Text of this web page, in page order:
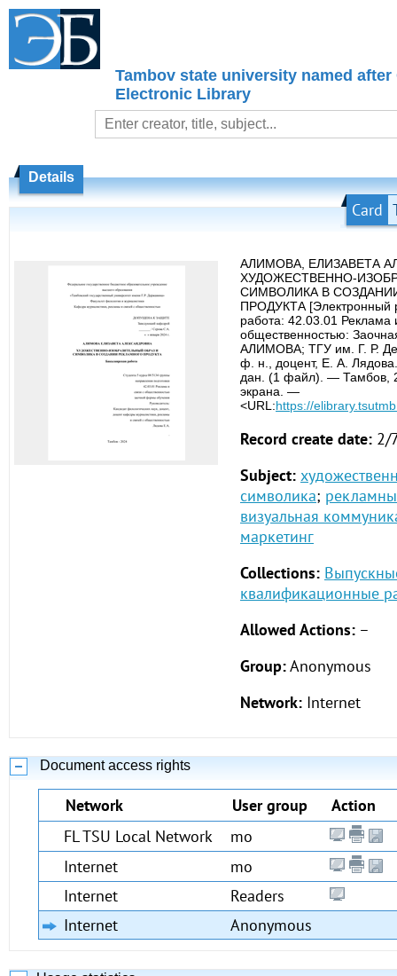
Tambov state university named after
Electronic Library
Details
Card
АЛИМОВА, ЕЛИЗАВЕТА
ХУДОЖЕСТВЕННО-
СИМВОЛИКА В
ПРОДУКТА [Электронный
работа: 42.03.01 Реклама
общественностью:
АЛИМОВА; ТГУ им. Г. Р.
ф. н., доцент, Е. А.
дан. (1 файл). — Тамбов,
экрана. —
<URL:https://
Record create date: 2/
Subject:
символика;
визуальная
маркетинг
Collections:
квалификационные
Allowed Actions: –
Group:Anonymous
Network: Internet
Document access rights
Network User group
Action
FL TSU Local Network
mo
Internet
mo
Internet
Readers
Internet
Anonymous